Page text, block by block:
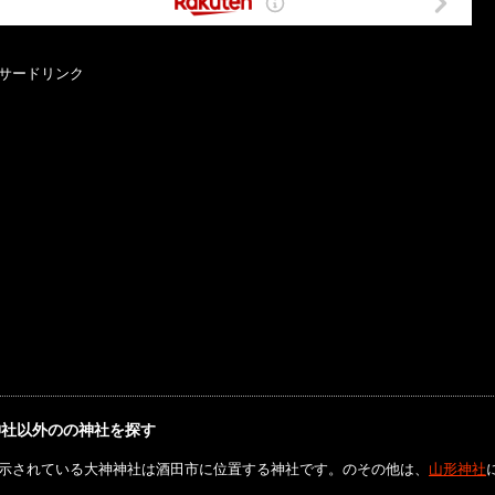
ードリンク
以外のの神社を探す
されている大神神社は酒田市に位置する神社です。のその他は、 山形神社